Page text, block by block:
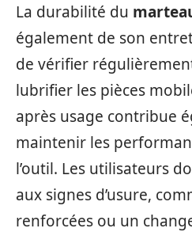
La durabilité du
également de son
de vérifier
lubrifier les pièces
après usage contribue
maintenir les
l’outil. Les utilisateurs
aux signes d’usure,
renforcées ou un